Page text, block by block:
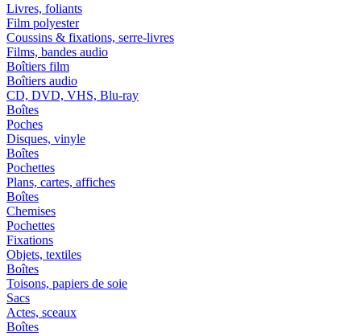
Livres, foliants
Film polyester
Coussins & fixations, serre-livres
Films, bandes audio
Boîtiers film
Boîtiers audio
CD, DVD, VHS, Blu-ray
Boîtes
Poches
Disques, vinyle
Boîtes
Pochettes
Plans, cartes, affiches
Boîtes
Chemises
Pochettes
Fixations
Objets, textiles
Boîtes
Toisons, papiers de soie
Sacs
Actes, sceaux
Boîtes